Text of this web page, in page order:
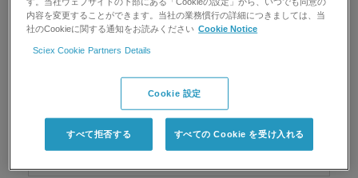
購読ご登録フォーム
内容を変更することができます。当社の業務慣行の詳細につきましては、当
社のCookieに関する通知をお読みください Cookie Notice
Sciex Cookie Partners Details
Cookie 設定
すべて拒否する すべての Cookie を受け入れる